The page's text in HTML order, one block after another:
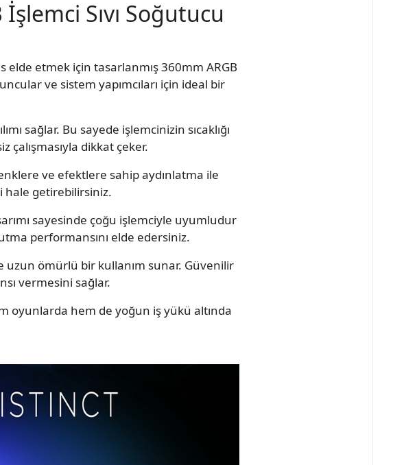
Sıvı Soğutucu
elde etmek için tasarlanmış 360mm ARGB
ve sistem yapımcıları için ideal bir
sağlar. Bu sayede işlemcinizin sıcaklığı
çalışmasıyla dikkat çeker.
ve efektlere sahip aydınlatma ile
hale getirebilirsiniz.
sayesinde çoğu işlemciyle uyumludur
performansını elde edersiniz.
uzun ömürlü bir kullanım sunar. Güvenilir
vermesini sağlar.
oyunlarda hem de yoğun iş yükü altında